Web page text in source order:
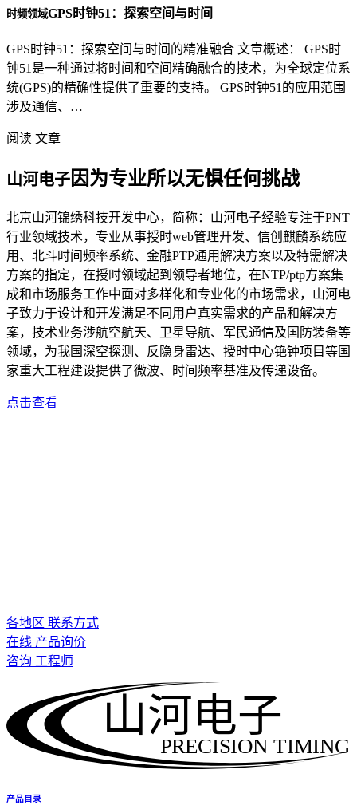
时频领域GPS时钟51：探索空间与时间
GPS时钟51：探索空间与时间的精准融合 文章概述： GPS时
钟51是一种通过将时间和空间精确融合的技术，为全球定位系
统(GPS)的精确性提供了重要的支持。 GPS时钟51的应用范围
涉及通信、…
阅读 文章
山河电子因为专业所以无惧任何挑战
北京山河锦绣科技开发中心，简称：山河电子经验专注于PNT
行业领域技术，专业从事授时web管理开发、信创麒麟系统应
用、北斗时间频率系统、金融PTP通用解决方案以及特需解决
方案的指定，在授时领域起到领导者地位，在NTP/ptp方案集
成和市场服务工作中面对多样化和专业化的市场需求，山河电
子致力于设计和开发满足不同用户真实需求的产品和解决方
案，技术业务涉航空航天、卫星导航、军民通信及国防装备等
领域，为我国深空探测、反隐身雷达、授时中心铯钟项目等国
家重大工程建设提供了微波、时间频率基准及传递设备。
点击查看
各地区 联系方式
在线 产品询价
咨询 工程师
PRECISION TIMING
山河电子
产品目录